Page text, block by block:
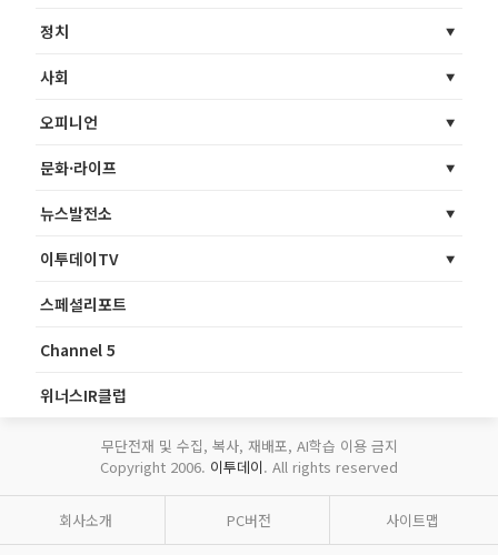
정치
사회
오피니언
문화·라이프
뉴스발전소
이투데이TV
스페셜리포트
Channel 5
위너스IR클럽
무단전재 및 수집, 복사, 재배포, AI학습 이용 금지
Copyright 2006. 이투데이. All rights reserved
회사소개 PC버전 사이트맵